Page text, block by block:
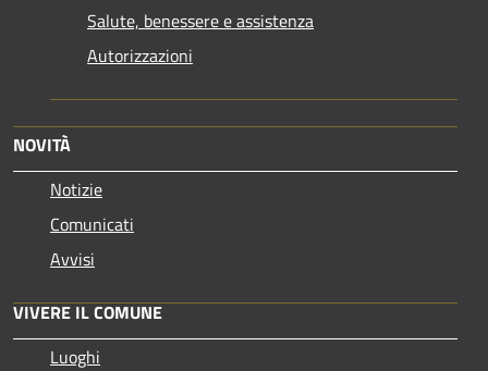
Salute, benessere e assistenza
Autorizzazioni
NOVITÀ
Notizie
Comunicati
Avvisi
VIVERE IL COMUNE
Luoghi